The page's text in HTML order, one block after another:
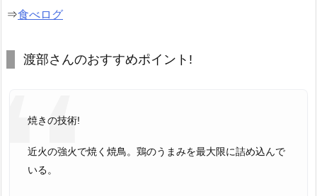
⇒食べログ
渡部さんのおすすめポイント!
焼きの技術!
近火の強火で焼く焼鳥。鶏のうまみを最大限に詰め込んで
いる。